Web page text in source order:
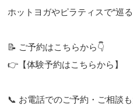
ホットヨガやピラティスで“巡
📝 ご予約はこちらから👇
👉【体験予約はこちらから 】
📞 お電話でのご予約・ご相談